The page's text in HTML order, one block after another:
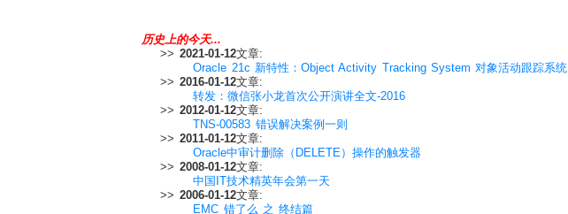
历史上的今天...
>> 2021-01-12文章:
Oracle 21c 新特性：Object Activity Tracking System 对象活动跟踪系统
>> 2016-01-12文章:
转发：微信张小龙首次公开演讲全文-2016
>> 2012-01-12文章:
TNS-00583 错误解决案例一则
>> 2011-01-12文章:
Oracle中审计删除（DELETE）操作的触发器
>> 2008-01-12文章:
中国IT技术精英年会第一天
>> 2006-01-12文章:
EMC 错了么 之 终结篇